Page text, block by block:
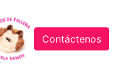
Contáctenos